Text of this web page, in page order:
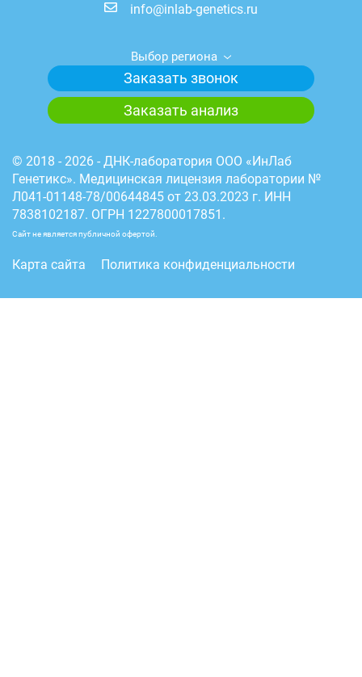
info@inlab-genetics.ru
Выбор региона
Заказать звонок
Заказать анализ
© 2018 - 2026 - ДНК-лаборатория ООО «ИнЛаб
Генетикс». Медицинская лицензия лаборатории №
Л041-01148-78/00644845 от 23.03.2023 г. ИНН
7838102187. ОГРН 1227800017851.
Сайт не является публичной офертой.
Карта сайта Политика конфиденциальности